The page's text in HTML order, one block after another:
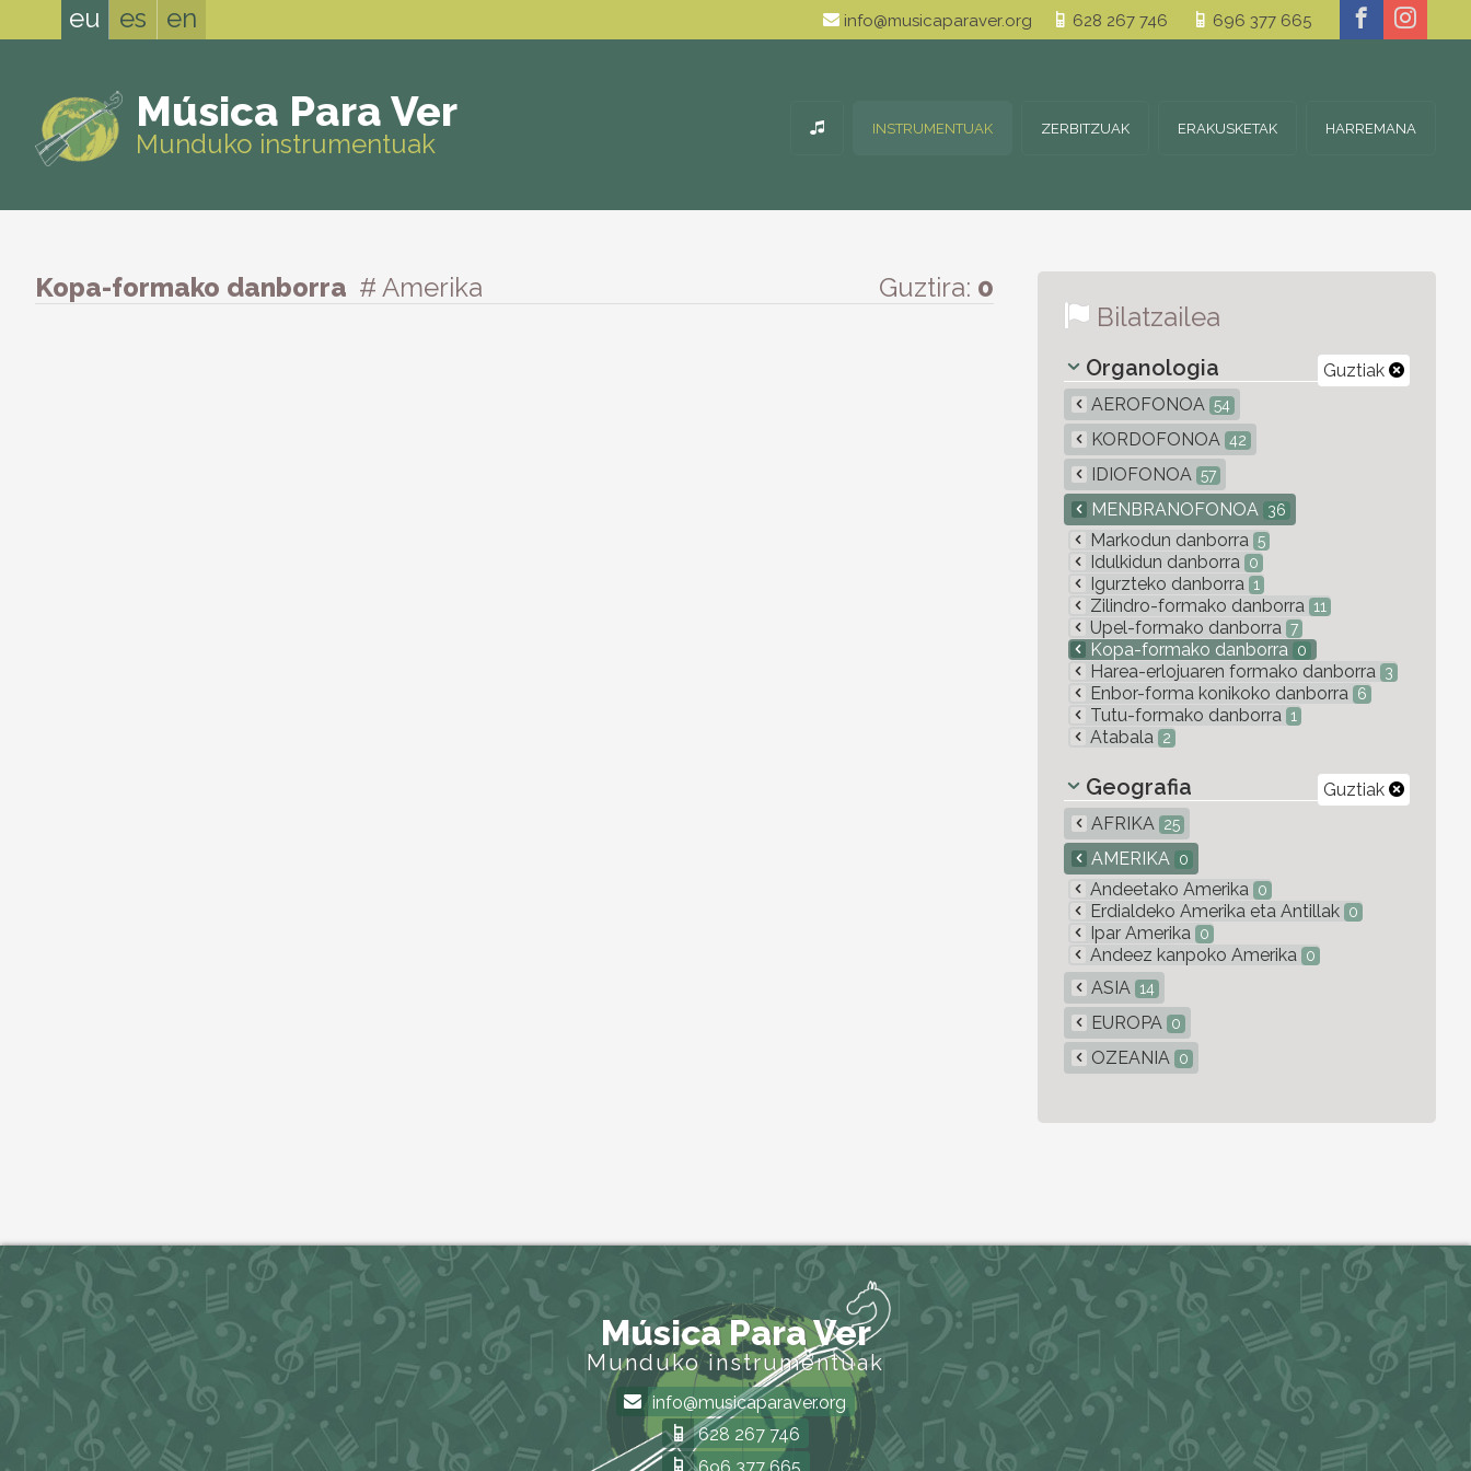
eu es en info@musicaparaver.org 628 267 746 696 377 665
Música Para Ver
Munduko instrumentuak INSTRUMENTUAK ZERBITZUAK ERAKUSKETAK HARREMANA
Kopa-formako danborra # Amerika Guztira: 0
Bilatzailea
Guztiak
Organologia
AEROFONOA 54
KORDOFONOA 42
IDIOFONOA 57
MENBRANOFONOA 36
Markodun danborra 5
Idulkidun danborra 0
Igurzteko danborra 1
Zilindro-formako danborra 11
Upel-formako danborra 7
Kopa-formako danborra 0
Harea-erlojuaren formako danborra 3
Enbor-forma konikoko danborra 6
Tutu-formako danborra 1
Atabala 2
Guztiak
Geografia
AFRIKA 25
AMERIKA 0
Andeetako Amerika 0
Erdialdeko Amerika eta Antillak 0
Ipar Amerika 0
Andeez kanpoko Amerika 0
ASIA 14
EUROPA 0
OZEANIA 0
Música Para Ver
Munduko instrumentuak
info@musicaparaver.org
628 267 746